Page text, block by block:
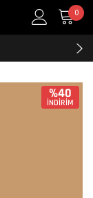
0
%40
İNDİRİM